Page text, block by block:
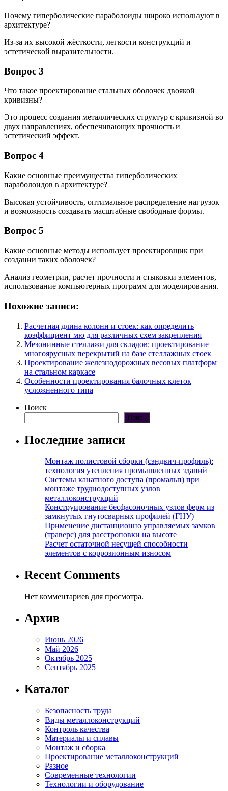
Почему гиперболические параболоиды широко используют в
архитектуре?
Из-за их высокой жёсткости, легкости конструкций и
эстетической выразительности.
Вопрос 3
Что такое проектирование стальных оболочек двоякой
кривизны?
Это процесс создания металлических структур с кривизной во
двух направлениях, обеспечивающих прочность и
эстетический эффект.
Вопрос 4
Какие основные преимущества гиперболических
параболоидов в архитектуре?
Высокая устойчивость, оптимальное распределение нагрузок
и возможность создавать масштабные свободные формы.
Вопрос 5
Какие основные методы использует проектировщик при
создании таких оболочек?
Анализ геометрии, расчет прочности и стыковки элементов,
использование компьютерных программ для моделирования.
Похожие записи:
Расчетная длина колонн и стоек: как определить
коэффициент мю для различных схем закрепления
Мезонинные стеллажи для складов: проектирование
многоярусных перекрытий на базе стеллажных стоек
Проектирование железнодорожных весовых платформ
на стальном каркасе
Особенности проектирования балочных клеток
усложненного типа
Поиск
Поиск
Последние записи
Монтаж полистовой сборки (сэндвич-профиль):
технология утепления промышленных зданий
Системы канатного доступа (промальп) при
монтаже труднодоступных узлов
металлоконструкций
Конструирование бесфасоночных узлов ферм из
замкнутых гнутосварных профилей (ГНУ)
Применение дистанционно управляемых замков
(траверс) для расстроповки на высоте
Расчет остаточной несущей способности
элементов с коррозионным износом
Recent Comments
Нет комментариев для просмотра.
Архив
Июнь 2026
Май 2026
Октябрь 2025
Сентябрь 2025
Каталог
Безопасность труда
Виды металлоконструкций
Контроль качества
Материалы и сплавы
Монтаж и сборка
Проектирование металлоконструкций
Разное
Современные технологии
Технологии и оборудование